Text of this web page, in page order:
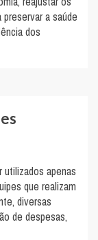
a saúde
dos
apenas
que realizam
diversas
de despesas,